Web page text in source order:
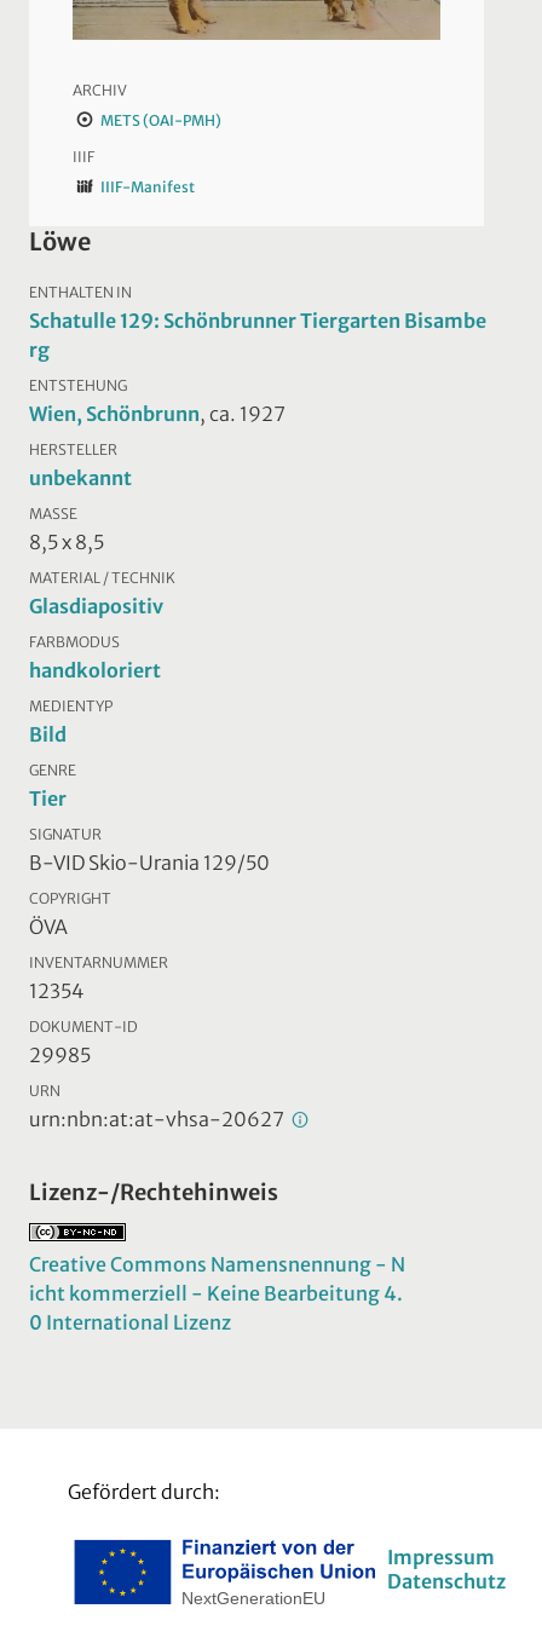
ARCHIV
METS (OAI-PMH)
IIIF
IIIF-Manifest
Löwe
ENTHALTEN IN
Schatulle 129: Schönbrunner Tiergarten Bisambe
rg
ENTSTEHUNG
Wien, Schönbrunn, ca. 1927
HERSTELLER
unbekannt
MASSE
8,5 x 8,5
MATERIAL / TECHNIK
Glasdiapositiv
FARBMODUS
handkoloriert
MEDIENTYP
Bild
GENRE
Tier
SIGNATUR
B-VID Skio-Urania 129/50
COPYRIGHT
ÖVA
INVENTARNUMMER
12354
DOKUMENT-ID
29985
URN
urn:nbn:at:at-vhsa-20627
Lizenz-/Rechtehinweis
Creative Commons Namensnennung - N
icht kommerziell - Keine Bearbeitung 4.
0 International Lizenz
Gefördert durch:
Impressum
Datenschutz